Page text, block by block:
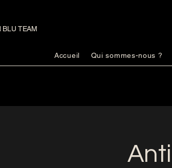
BLU TEAM
Accueil Qui sommes-nous ?